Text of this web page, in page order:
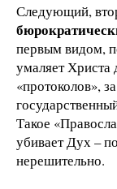
Следующий,
первым видом,
умаляет Христа
«протоколов»,
Такое
убивает Дух –
нерешительно.